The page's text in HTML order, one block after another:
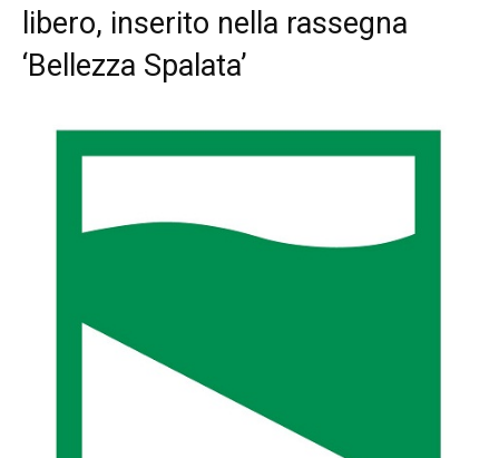
libero, inserito nella rassegna
‘Bellezza Spalata’